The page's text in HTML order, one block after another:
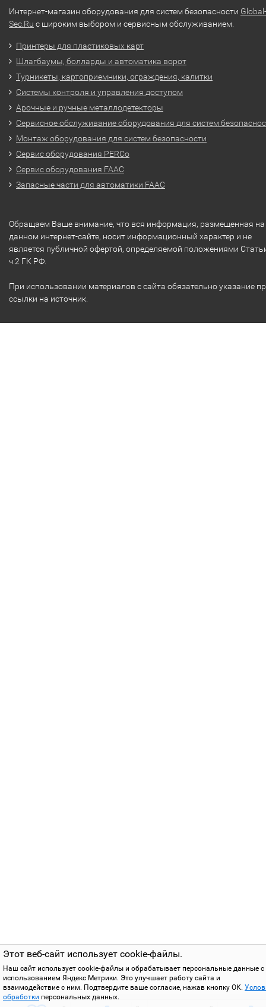
Этот веб-сайт использует cookie-файлы.
Наш сайт использует cookie-файлы и обрабатывает персональные данные с
использованием Яндекс Метрики. Это улучшает работу сайта и
взаимодействие с ним. Подтвердите ваше согласие, нажав кнопку ОК.
обработки персональных данных.
Интернет-магазин оборудования для систем безопасности Global-
Sec.Ru с широким выбором и сервисным обслуживанием.
Принтеры для пластиковых карт
Шлагбаумы, болларды и автоматика ворот
Турникеты, картоприемники, ограждения, калитки
Системы контроля и управления доступом
Арочные и ручные металлодетекторы
Сервисное обслуживание оборудования для систем
Монтаж оборудования для систем безопасности
Сервис оборудования PERCo
Сервис оборудования FAAC
Запасные части для автоматики FAAC
Обращаем Ваше внимание, что вся информация, размещенная на
данном интернет-сайте, носит информационный характер и не
является публичной офертой, определяемой положениями
ч.2 ГК РФ.
При использовании материалов с сайта обязательно указание
ссылки на источник.